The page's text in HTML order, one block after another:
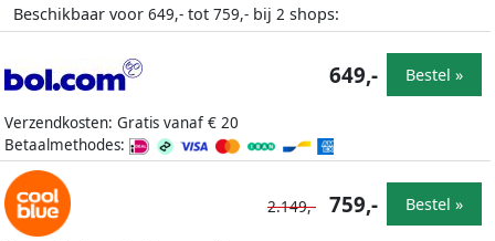
Beschikbaar voor 649,- tot 759,- bij 2 shops:
Verzendkosten: Gratis vanaf € 20
Betaalmethodes:
649,- Bestel »
2.149,- 759,- Bestel »